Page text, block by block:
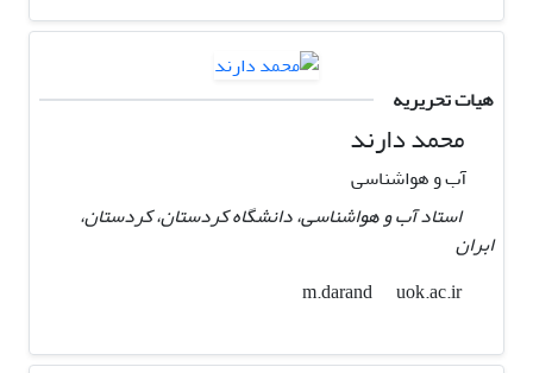
هیات تحریریه
محمد دارند
آب و هواشناسی
استاد آب و هواشناسی، دانشگاه کردستان، کردستان،
ابران
m.darand
uok.ac.ir